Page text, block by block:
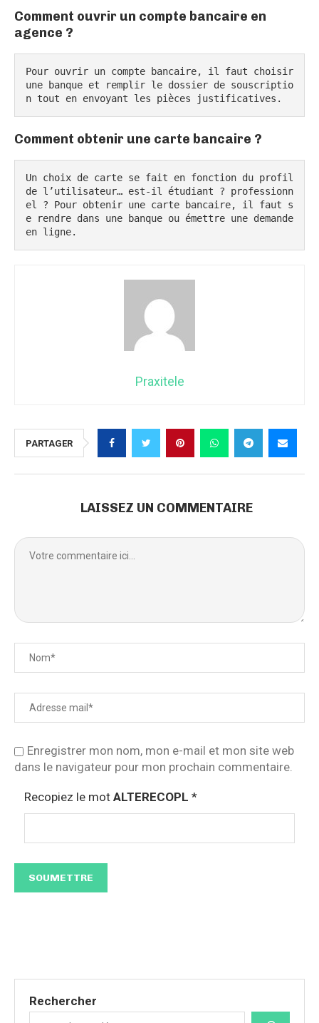
Comment ouvrir un compte bancaire en
agence ?
Pour ouvrir un compte bancaire, il faut choisir
une banque et remplir le dossier de souscriptio
n tout en envoyant les pièces justificatives.
Comment obtenir une carte bancaire ?
Un choix de carte se fait en fonction du profil
de l’utilisateur… est-il étudiant ? professionn
el ? Pour obtenir une carte bancaire, il faut s
e rendre dans une banque ou émettre une demande
en ligne.
Praxitele
PARTAGER
LAISSEZ UN COMMENTAIRE
Enregistrer mon nom, mon e-mail et mon site web
dans le navigateur pour mon prochain commentaire.
Recopiez le mot ALTERECOPL *
Rechercher